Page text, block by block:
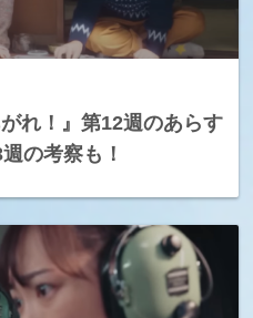
れ！』第12週のあらす
の考察も！